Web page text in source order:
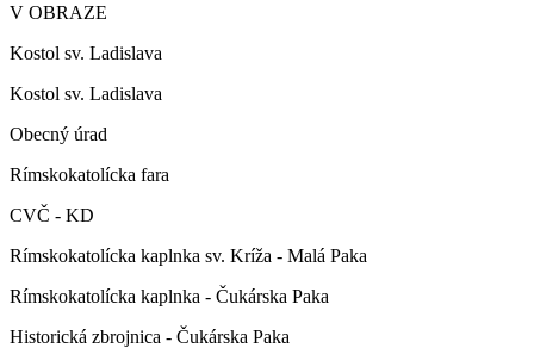
V OBRAZE
Kostol sv. Ladislava
Kostol sv. Ladislava
Obecný úrad
Rímskokatolícka fara
CVČ - KD
Rímskokatolícka kaplnka sv. Kríža - Malá Paka
Rímskokatolícka kaplnka - Čukárska Paka
Historická zbrojnica - Čukárska Paka